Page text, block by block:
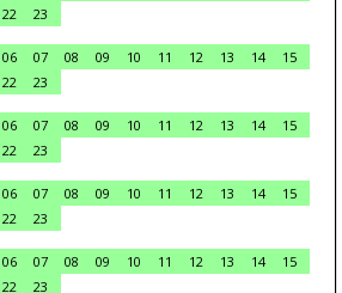
22
23
06 07 08 09 10 11 12 13 14
15
22
23
06 07 08 09 10 11 12 13 14
15
22
23
06 07 08 09 10 11 12 13 14
15
22
23
06 07 08 09 10 11 12 13 14
15
22
23